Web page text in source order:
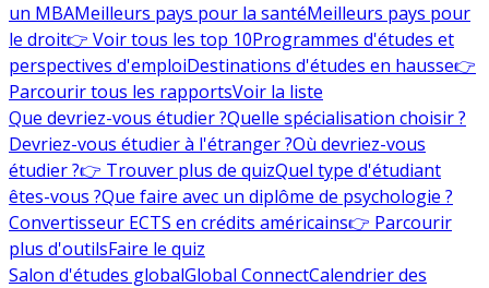
un MBAMeilleurs pays pour la santéMeilleurs pays pour
le droit👉 Voir tous les top 10Programmes d'études et
perspectives d'emploiDestinations d'études en hausse👉
Parcourir tous les rapportsVoir la liste
Que devriez-vous étudier ?Quelle spécialisation choisir ?
Devriez-vous étudier à l'étranger ?Où devriez-vous
étudier ?👉 Trouver plus de quizQuel type d'étudiant
êtes-vous ?Que faire avec un diplôme de psychologie ?
Convertisseur ECTS en crédits américains👉 Parcourir
plus d'outilsFaire le quiz
Salon d'études globalGlobal ConnectCalendrier des